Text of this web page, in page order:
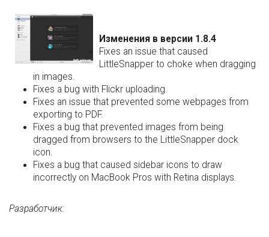
Изменения в версии 1.8.4
Fixes an issue that caused
LittleSnapper to choke when dragging
in images.
Fixes a bug with Flickr uploading.
Fixes an issue that prevented some webpages from
exporting to PDF.
Fixes a bug that prevented images from being
dragged from browsers to the LittleSnapper dock
icon.
Fixes a bug that caused sidebar icons to draw
incorrectly on MacBook Pros with Retina displays.
Разработчик: